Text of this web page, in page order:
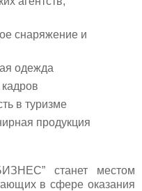
снаряжение и
одежда
кадров
в туризме
продукция
станет местом
в сфере оказания